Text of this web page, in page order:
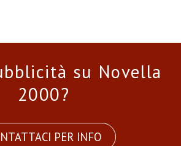
su Novella
2000?
PER INFO